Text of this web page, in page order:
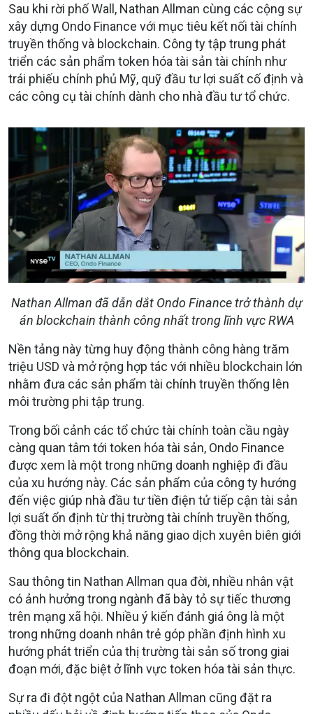
Sau khi rời phố Wall, Nathan Allman cùng các cộng sự
xây dựng Ondo Finance với mục tiêu kết nối tài chính
truyền thống và blockchain. Công ty tập trung phát
triển các sản phẩm token hóa tài sản tài chính như
trái phiếu chính phủ Mỹ, quỹ đầu tư lợi suất cố định và
các công cụ tài chính dành cho nhà đầu tư tổ chức.
Nathan Allman đã dẫn dắt Ondo Finance trở thành dự
án blockchain thành công nhất trong lĩnh vực RWA
Nền tảng này từng huy động thành công hàng trăm
triệu USD và mở rộng hợp tác với nhiều blockchain lớn
nhằm đưa các sản phẩm tài chính truyền thống lên
môi trường phi tập trung.
Trong bối cảnh các tổ chức tài chính toàn cầu ngày
càng quan tâm tới token hóa tài sản, Ondo Finance
được xem là một trong những doanh nghiệp đi đầu
của xu hướng này. Các sản phẩm của công ty hướng
đến việc giúp nhà đầu tư tiền điện tử tiếp cận tài sản
lợi suất ổn định từ thị trường tài chính truyền thống,
đồng thời mở rộng khả năng giao dịch xuyên biên giới
thông qua blockchain.
Sau thông tin Nathan Allman qua đời, nhiều nhân vật
có ảnh hưởng trong ngành đã bày tỏ sự tiếc thương
trên mạng xã hội. Nhiều ý kiến đánh giá ông là một
trong những doanh nhân trẻ góp phần định hình xu
hướng phát triển của thị trường tài sản số trong giai
đoạn mới, đặc biệt ở lĩnh vực token hóa tài sản thực.
Sự ra đi đột ngột của Nathan Allman cũng đặt ra